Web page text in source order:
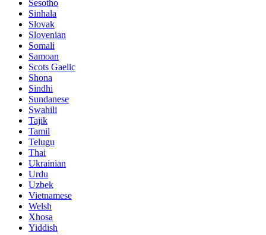
Sesotho
Sinhala
Slovak
Slovenian
Somali
Samoan
Scots Gaelic
Shona
Sindhi
Sundanese
Swahili
Tajik
Tamil
Telugu
Thai
Ukrainian
Urdu
Uzbek
Vietnamese
Welsh
Xhosa
Yiddish